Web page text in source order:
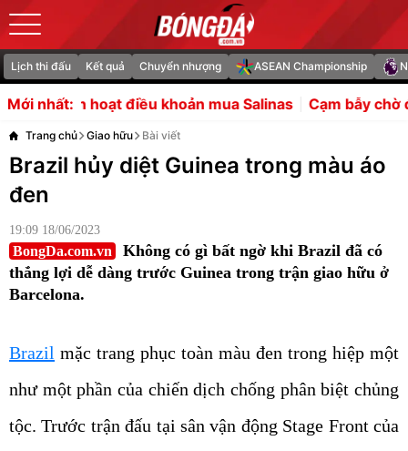
Lịch thi đấu Kết quả Chuyển nhượng ASEAN Championship
Mới nhất:
khoản mua Salinas Cạm bẫy chờ đợi tuyển Việt
Trang chủ Giao hữu Bài viết
Brazil hủy diệt Guinea trong màu áo
đen
19:09 18/06/2023
BongDa.com.vn
Không có gì bất ngờ khi Brazil đã có
thắng lợi dễ dàng trước Guinea trong trận giao hữu ở
Barcelona.
Brazil mặc trang phục toàn màu đen trong hiệp một
như một phần của chiến dịch chống phân biệt chủng
tộc. Trước trận đấu tại sân vận động Stage Front của